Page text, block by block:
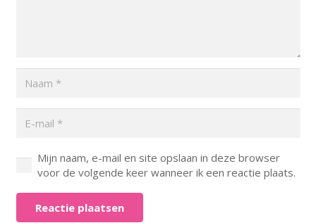
Mijn naam, e-mail en site opslaan in deze browser
voor de volgende keer wanneer ik een reactie plaats.
Reactie plaatsen